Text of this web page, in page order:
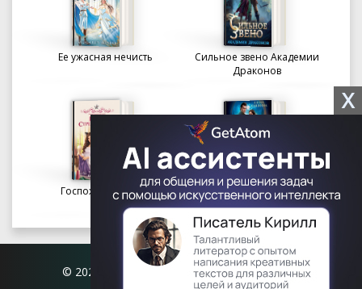
Ее ужасная нечисть
Сильное звено Академии
Драконов
Госпожа портниха
Осколки вечности в
Академии Судьбы
© 2026 Книгофил.орг | contact@knigofil.org
X